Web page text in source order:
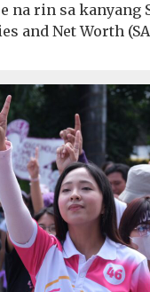
na rin sa kanyang
and Net Worth